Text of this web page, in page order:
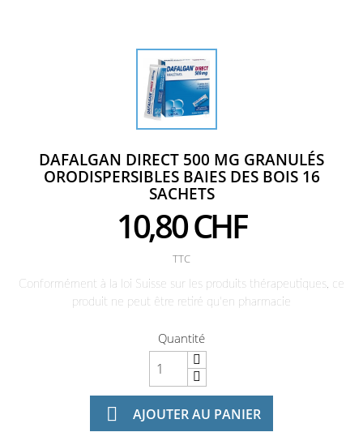
DAFALGAN DIRECT 500 MG GRANULÉS
ORODISPERSIBLES BAIES DES BOIS 16
SACHETS
10,80 CHF
TTC
Conformément à la loi Suisse sur les produits thérapeutiques, ce
produit ne peut être retiré qu'en pharmacie
Quantité
 AJOUTER AU PANIER